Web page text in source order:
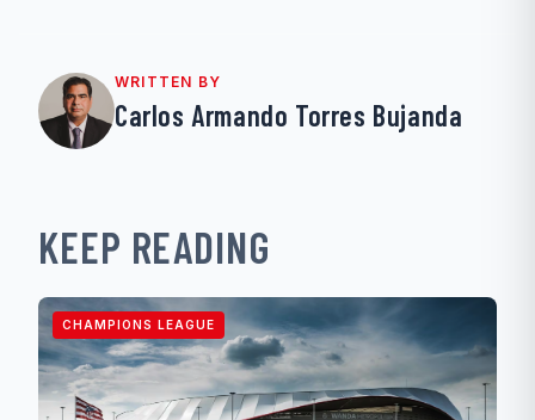
WRITTEN BY
Carlos Armando Torres Bujanda
KEEP READING
CHAMPIONS LEAGUE